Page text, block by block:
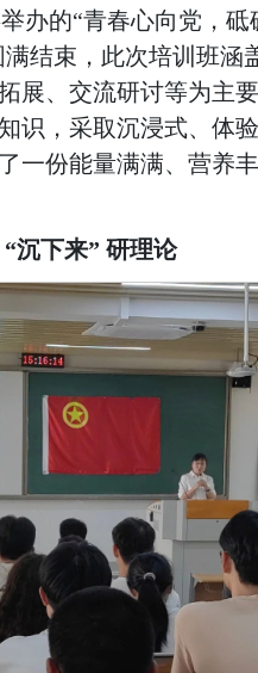
办的“青春心向党，砥
满结束，此次培训班涵
展、交流研讨等为主
识，采取沉浸式、体
一份能量满满、营养
“沉下来” 研理论